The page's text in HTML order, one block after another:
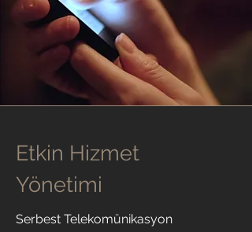
Etkin Hizmet
Yönetimi
Serbest Telekomünikasyon